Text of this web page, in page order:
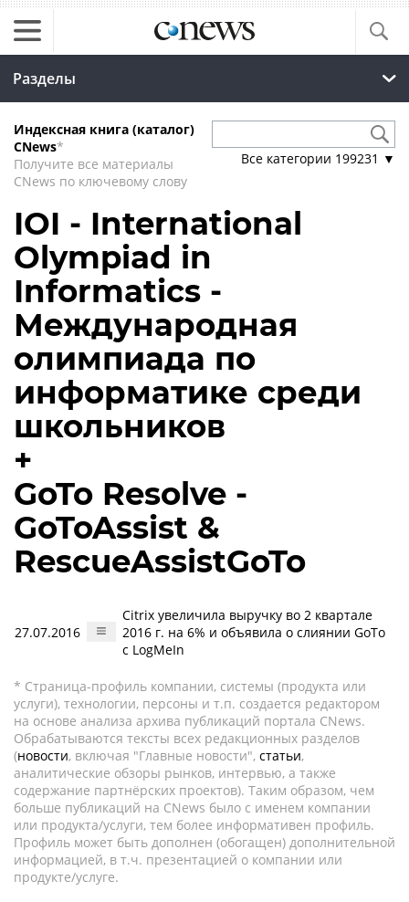
Разделы
Индексная книга (каталог)
CNews*
Получите все материалы
CNews по ключевому слову
Все категории 199231 ▼
IOI - International
Olympiad in
Informatics -
Международная
олимпиада по
информатике среди
школьников
+
GoTo Resolve -
GoToAssist &
RescueAssistGoTo
27.07.2016
Citrix увеличила выручку во 2 квартале
2016 г. на 6% и объявила о слиянии GoTo
с LogMeIn
* Страница-профиль компании, системы (продукта или
услуги), технологии, персоны и т.п. создается редактором
на основе анализа архива публикаций портала CNews.
Обрабатываются тексты всех редакционных разделов
(новости, включая "Главные новости", статьи,
аналитические обзоры рынков, интервью, а также
содержание партнёрских проектов). Таким образом, чем
больше публикаций на CNews было с именем компании
или продукта/услуги, тем более информативен профиль.
Профиль может быть дополнен (обогащен) дополнительной
информацией, в т.ч. презентацией о компании или
продукте/услуге.